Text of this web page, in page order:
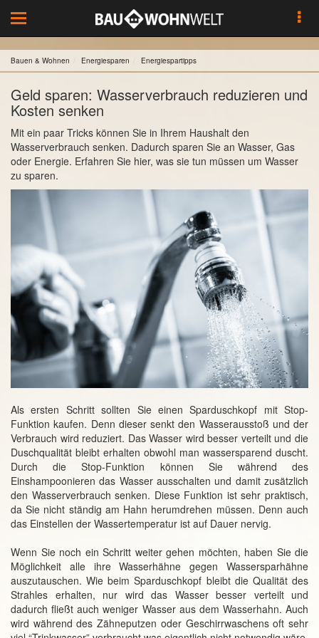
Toggle
navigation
Bauen & Wohnen Energiesparen Energiespartipps
Geld sparen: Wasserverbrauch reduzieren und
Kosten senken
Mit ein paar Tricks können Sie in Ihrem Haushalt den
Wasserverbrauch senken. Dadurch sparen Sie an Wasser, Gas
oder Energie. Erfahren Sie hier, was sie tun müssen um Wasser
zu sparen.
Als ersten Schritt sollten Sie einen Sparduschkopf mit Stop-
Funktion kaufen. Denn dieser senkt den Wasserausstoß und der
Verbrauch wird reduziert. Das Wasser wird besser verteilt und die
Duschqualität bleibt erhalten obwohl man wassersparend duscht.
Durch die Stop-Funktion können Sie während des
Einshampoonieren das Wasser ausschalten und damit zusätzlich
den Wasserverbrauch senken. Diese Funktion ist sehr praktisch,
da Sie nicht ständig am Hahn herumdrehen müssen. Denn auch
das Einstellen der Wassertemperatur ist auf Dauer nervig.
Wenn Sie noch ein Schritt weiter gehen möchten, haben Sie die
Möglichkeit alle ihre Wasserhähne gegen Wassersparhähne
auszutauschen. Wie beim Sparduschkopf bleibt die Qualität des
Strahles erhalten, nur wird das Wasser besser verteilt und
dadurch fließt auch weniger Wasser aus dem Wasserhahn. Auch
wird während des Zähneputzen oder Geschirrwaschens oft sehr